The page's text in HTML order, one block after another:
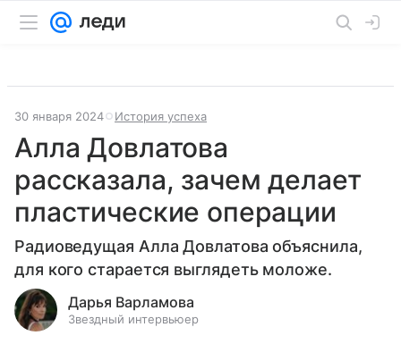
30 января 2024 История успеха
Алла Довлатова
рассказала, зачем делает
пластические операции
Радиоведущая Алла Довлатова объяснила,
для кого старается выглядеть моложе.
Дарья Варламова
Звездный интервьюер